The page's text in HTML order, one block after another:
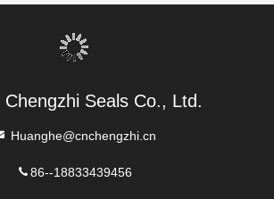
Chengzhi Seals Co., Ltd.
Huanghe@cnchengzhi.cn
86--18833439456